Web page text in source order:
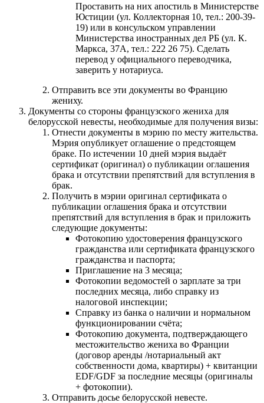
Проставить на них апостиль в Министерстве
Юстиции (ул. Коллекторная 10, тел.: 200-39-
19) или в консульском управлении
Министерства иностранных дел РБ (ул. К.
Маркса, 37А, тел.: 222 26 75). Сделать
перевод у официального переводчика,
заверить у нотариуса.
Отправить все эти документы во Францию
жениху.
Документы со стороны французского жениха для
белорусской невесты, необходимые для получения визы:
Отнести документы в мэрию по месту жительства.
Мэрия опубликует оглашение о предстоящем
браке. По истечении 10 дней мэрия выдаёт
сертификат (оригинал) о публикации оглашения
брака и отсутствии препятствий для вступления в
брак.
Получить в мэрии оригинал сертификата о
публикации оглашения брака и отсутствии
препятствий для вступления в брак и приложить
следующие документы:
Фотокопию удостоверения французского
гражданства или сертификата французского
гражданства и паспорта;
Приглашение на 3 месяца;
Фотокопии ведомостей о зарплате за три
последних месяца, либо справку из
налоговой инспекции;
Справку из банка о наличии и нормальном
функционировании счёта;
Фотокопию документа, подтверждающего
местожительство жениха во Франции
(договор аренды /нотариальный акт
собственности дома, квартиры) + квитанции
EDF/GDF за последние месяцы (оригиналы
+ фотокопии).
Отправить досье белорусской невесте.